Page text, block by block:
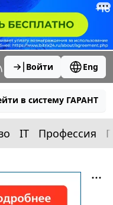
Войти Eng
в систему ГАРАНТ
IT Профессия